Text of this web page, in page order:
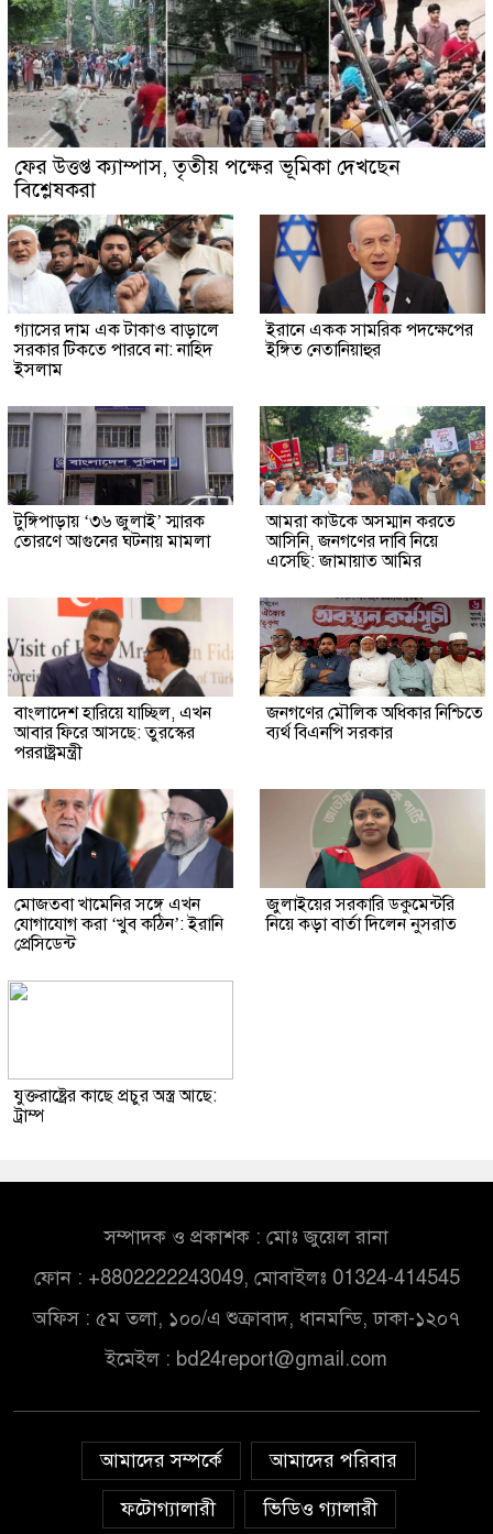
ফের উত্তপ্ত ক্যাম্পাস, তৃতীয় পক্ষের ভূমিকা দেখছেন
বিশ্লেষকরা
গ্যাসের দাম এক টাকাও বাড়ালে
সরকার টিকতে পারবে না: নাহিদ
ইসলাম
ইরানে একক সামরিক পদক্ষেপের
ইঙ্গিত নেতানিয়াহুর
টুঙ্গিপাড়ায় ‘৩৬ জুলাই’ স্মারক
তোরণে আগুনের ঘটনায় মামলা
আমরা কাউকে অসম্মান করতে
আসিনি, জনগণের দাবি নিয়ে
এসেছি: জামায়াত আমির
বাংলাদেশ হারিয়ে যাচ্ছিল, এখন
আবার ফিরে আসছে: তুরস্কের
পররাষ্ট্রমন্ত্রী
জনগণের মৌলিক অধিকার নিশ্চিতে
ব্যর্থ বিএনপি সরকার
মোজতবা খামেনির সঙ্গে এখন
যোগাযোগ করা ‘খুব কঠিন’: ইরানি
প্রেসিডেন্ট
জুলাইয়ের সরকারি ডকুমেন্টরি
নিয়ে কড়া বার্তা দিলেন নুসরাত
যুক্তরাষ্ট্রের কাছে প্রচুর অস্ত্র আছে:
ট্রাম্প
সম্পাদক ও প্রকাশক : মোঃ জুয়েল রানা
ফোন : +8802222243049, মোবাইলঃ 01324-414545
অফিস : ৫ম তলা, ১০০/এ শুক্রাবাদ, ধানমন্ডি, ঢাকা-১২০৭
ইমেইল : bd24report@gmail.com
আমাদের সম্পর্কে
আমাদের পরিবার
ফটোগ্যালারী
ভিডিও গ্যালারী